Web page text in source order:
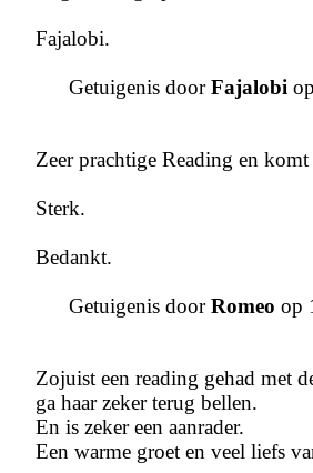
Fajalobi.
Getuigenis doorFajalobi
Zeer prachtige Reading en
Sterk.
Bedankt.
Getuigenis doorRomeo op
Zojuist een reading gehad met
ga haar zeker terug bellen.
En is zeker een aanrader.
Een warme groet en veel liefs